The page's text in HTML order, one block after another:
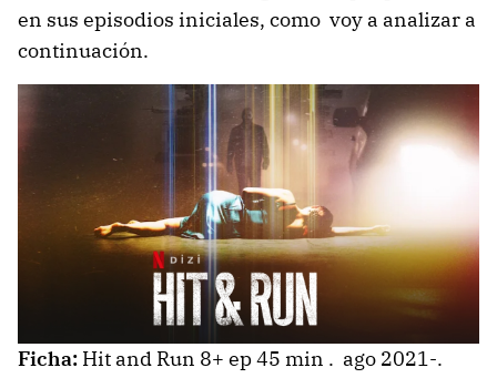
en sus episodios iniciales, como voy a analizar a
continuación.
Ficha: Hit and Run 8+ ep 45 min . ago 2021-.